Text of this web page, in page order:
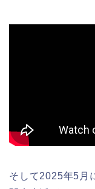
そして2025年5月